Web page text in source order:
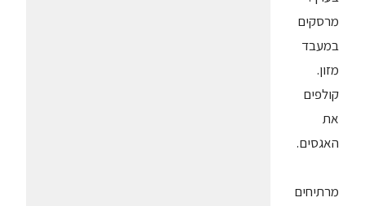
מרסקים
במעבד
מזון.
קולפים
את
האגסים.
מרתיחים